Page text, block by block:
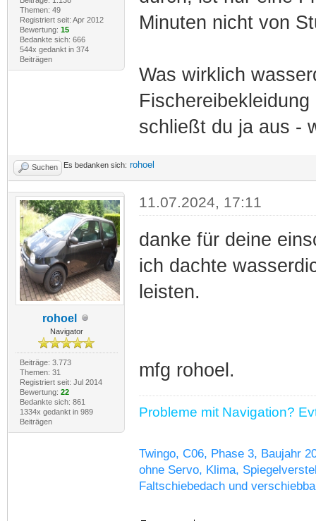
Themen: 49
Registriert seit: Apr 2012
Bewertung: 15
Bedankte sich: 666
544x gedankt in 374
Beiträgen
Minuten nicht von
Was wirklich
schließt du ja aus -
Suchen Es bedanken sich: rohoel
rohoel
Navigator
Beiträge: 3.773
Themen: 31
Registriert seit: Jul 2014
Bewertung: 22
Bedankte sich: 861
1334x gedankt in 989
Beiträgen
11.07.2024, 17:11
danke für deine
ich dachte
leisten.
mfg rohoel.
Probleme mit Navigation?
Twingo, C06, Phase 3, Baujahr
ohne Servo, Klima,
Faltschiebedach und